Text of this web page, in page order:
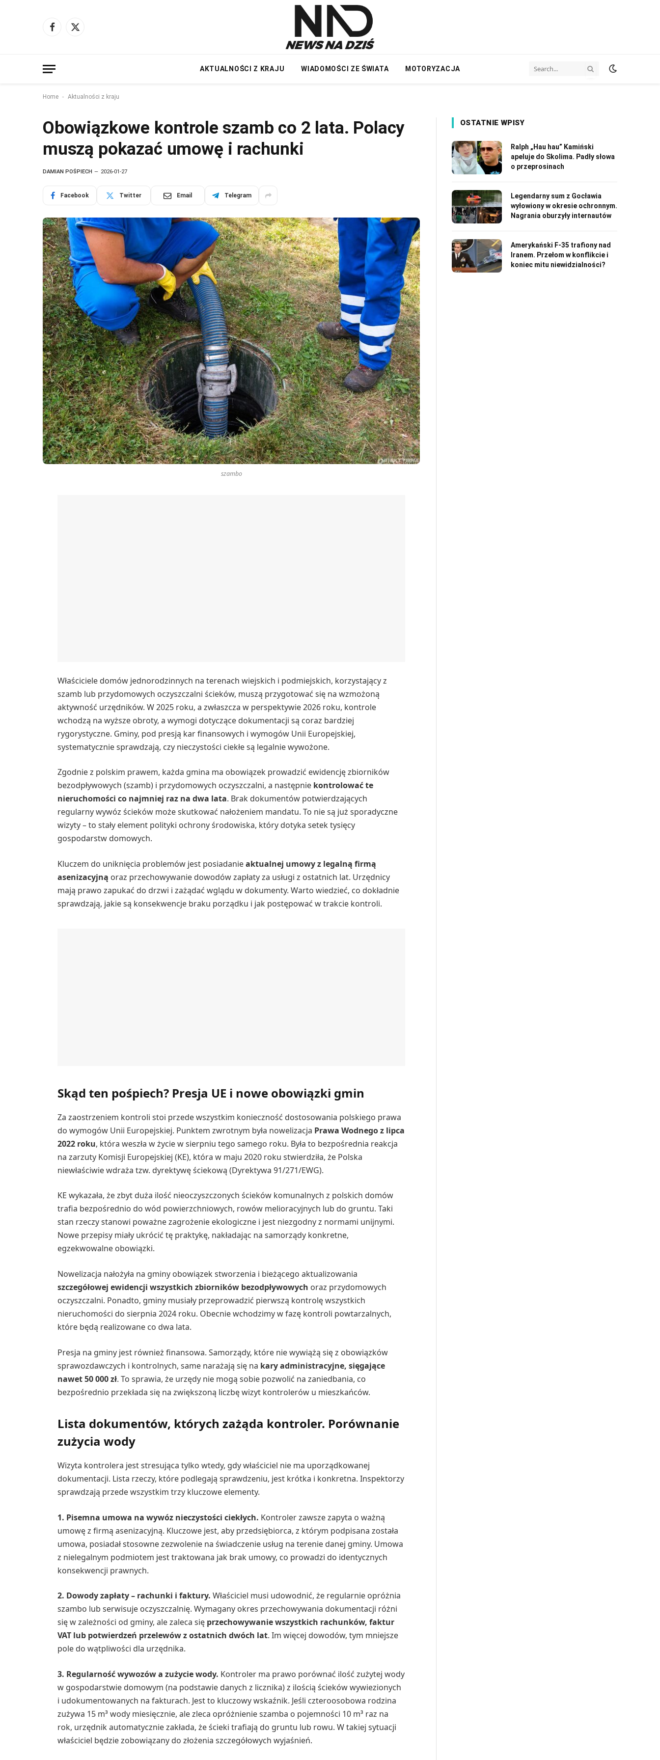
Facebook
X
AKTUALNOŚCI Z KRAJU WIADOMOŚCI ZE ŚWIATA MOTORYZACJA
Home - Aktualności z kraju
Obowiązkowe kontrole szamb co 2 lata. Polacy
muszą pokazać umowę i rachunki
DAMIAN POŚPIECH 2026-01-27
Facebook Twitter Email Telegram
szambo
Właściciele domów jednorodzinnych na terenach wiejskich i podmiejskich, korzystający z
szamb lub przydomowych oczyszczalni ścieków, muszą przygotować się na wzmożoną
aktywność urzędników. W 2025 roku, a zwłaszcza w perspektywie 2026 roku, kontrole
wchodzą na wyższe obroty, a wymogi dotyczące dokumentacji są coraz bardziej
rygorystyczne. Gminy, pod presją kar finansowych i wymogów Unii Europejskiej,
systematycznie sprawdzają, czy nieczystości ciekłe są legalnie wywożone.
Zgodnie z polskim prawem, każda gmina ma obowiązek prowadzić ewidencję zbiorników
bezodpływowych (szamb) i przydomowych oczyszczalni, a następnie kontrolować te
nieruchomości co najmniej raz na dwa lata. Brak dokumentów potwierdzających
regularny wywóz ścieków może skutkować nałożeniem mandatu. To nie są już sporadyczne
wizyty – to stały element polityki ochrony środowiska, który dotyka setek tysięcy
gospodarstw domowych.
Kluczem do uniknięcia problemów jest posiadanieaktualnej umowy z legalną firmą
asenizacyjną oraz przechowywanie dowodów zapłaty za usługi z ostatnich lat. Urzędnicy
mają prawo zapukać do drzwi i zażądać wglądu w dokumenty. Warto wiedzieć, co dokładnie
sprawdzają, jakie są konsekwencje braku porządku i jak postępować w trakcie kontroli.
Skąd ten pośpiech? Presja UE i nowe obowiązki gmin
Za zaostrzeniem kontroli stoi przede wszystkim konieczność dostosowania polskiego prawa
do wymogów Unii Europejskiej. Punktem zwrotnym była nowelizacja Prawa Wodnego z lipca
2022 roku, która weszła w życie w sierpniu tego samego roku. Była to bezpośrednia reakcja
na zarzuty Komisji Europejskiej (KE), która w maju 2020 roku stwierdziła, że Polska
niewłaściwie wdraża tzw. dyrektywę ściekową (Dyrektywa 91/271/EWG).
KE wykazała, że zbyt duża ilość nieoczyszczonych ścieków komunalnych z polskich domów
trafia bezpośrednio do wód powierzchniowych, rowów melioracyjnych lub do gruntu. Taki
stan rzeczy stanowi poważne zagrożenie ekologiczne i jest niezgodny z normami unijnymi.
Nowe przepisy miały ukrócić tę praktykę, nakładając na samorządy konkretne,
egzekwowalne obowiązki.
Nowelizacja nałożyła na gminy obowiązek stworzenia i bieżącego aktualizowania
szczegółowej ewidencji wszystkich zbiorników bezodpływowych oraz przydomowych
oczyszczalni. Ponadto, gminy musiały przeprowadzić pierwszą kontrolę wszystkich
nieruchomości do sierpnia 2024 roku. Obecnie wchodzimy w fazę kontroli powtarzalnych,
które będą realizowane co dwa lata.
Presja na gminy jest również finansowa. Samorządy, które nie wywiążą się z obowiązków
sprawozdawczych i kontrolnych, same narażają się na kary administracyjne, sięgające
nawet 50 000 zł. To sprawia, że urzędy nie mogą sobie pozwolić na zaniedbania, co
bezpośrednio przekłada się na zwiększoną liczbę wizyt kontrolerów u mieszkańców.
Lista dokumentów, których zażąda kontroler. Porównanie
zużycia wody
Wizyta kontrolera jest stresująca tylko wtedy, gdy właściciel nie ma uporządkowanej
dokumentacji. Lista rzeczy, które podlegają sprawdzeniu, jest krótka i konkretna. Inspektorzy
sprawdzają przede wszystkim trzy kluczowe elementy.
1. Pisemna umowa na wywóz nieczystości ciekłych. Kontroler zawsze zapyta o ważną
umowę z firmą asenizacyjną. Kluczowe jest, aby przedsiębiorca, z którym podpisana została
umowa, posiadał stosowne zezwolenie na świadczenie usług na terenie danej gminy. Umowa
z nielegalnym podmiotem jest traktowana jak brak umowy, co prowadzi do identycznych
konsekwencji prawnych.
2. Dowody zapłaty – rachunki i faktury. Właściciel musi udowodnić, że regularnie opróżnia
szambo lub serwisuje oczyszczalnię. Wymagany okres przechowywania dokumentacji różni
się w zależności od gminy, ale zaleca się przechowywanie wszystkich rachunków, faktur
VAT lub potwierdzeń przelewów z ostatnich dwóch lat. Im więcej dowodów, tym mniejsze
pole do wątpliwości dla urzędnika.
3. Regularność wywozów a zużycie wody. Kontroler ma prawo porównać ilość zużytej wody
w gospodarstwie domowym (na podstawie danych z licznika) z ilością ścieków wywiezionych
i udokumentowanych na fakturach. Jest to kluczowy wskaźnik. Jeśli czteroosobowa rodzina
zużywa 15 m³ wody miesięcznie, ale zleca opróżnienie szamba o pojemności 10 m³ raz na
rok, urzędnik automatycznie zakłada, że ścieki trafiają do gruntu lub rowu. W takiej sytuacji
właściciel będzie zobowiązany do złożenia szczegółowych wyjaśnień.
OSTATNIE WPISY
Ralph „Hau hau” Kamiński
apeluje do Skolima. Padły słowa
o przeprosinach
Legendarny sum z Gocławia
wyłowiony w okresie ochronnym.
Nagrania oburzyły internautów
Amerykański F-35 trafiony nad
Iranem. Przełom w konflikcie i
koniec mitu niewidzialności?